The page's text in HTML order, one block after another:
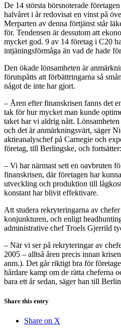
De 14 största börsnoterade
halvåret i år redovisat en vinst på
Merparten av denna förtjänst står
för. Tendensen är dessutom att
mycket god. 9 av 14 företag i C20
intjäningsförmåga än vad de hade
Den ökade lönsamheten är
förutspåtts att förbättringarna så
något de inte har gjort.
– Åren efter finanskrisen fanns det
tak för hur mycket man kunde
taket har vi aldrig nått.
och det är anmärkningsvärt, säger
aktieanalyschef på Carnegie och
företag, till Berlingske, och fortsätter:
– Vi har närmast sett en oavbruten
finanskrisen, där företagen har
utveckling och produktion till
konstant har blivit effektivare.
Att studera rekryteringarna av
konjunkturen, och enligt
administrative chef Troels Gjerrild
– När vi ser på rekryteringar av
2005 – alltså åren precis innan
anm.). Det går riktigt bra för
hårdare kamp om de rätta cheferna
bara ett år sedan, säger han till
Share this entry
Share on X